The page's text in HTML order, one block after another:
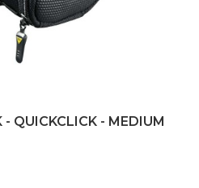
- QUICKCLICK - MEDIUM